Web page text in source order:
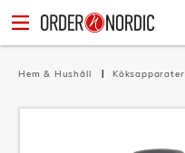
Hem & Hushåll Köksapparater